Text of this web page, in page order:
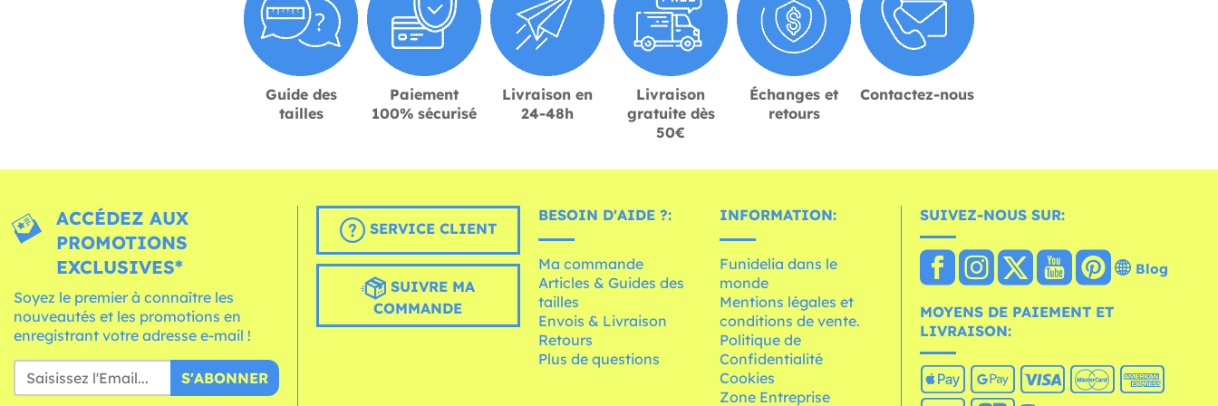
Guide des
tailles
Paiement
100% sécurisé
Livraison en
24-48h
Livraison
gratuite dès
50€
Échanges et
retours
Contactez-nous
ACCÉDEZ AUX
PROMOTIONS
EXCLUSIVES*
Soyez le premier à connaître les
nouveautés et les promotions en
enregistrant votre adresse e-mail !
S'ABONNER
SERVICE CLIENT
SUIVRE MA
COMMANDE
BESOIN D'AIDE ?:
Ma commande
Articles & Guides des
tailles
Envois & Livraison
Retours
Plus de questions
INFORMATION:
Funidelia dans le
monde
Mentions légales et
conditions de vente.
Politique de
Confidentialité
Cookies
Zone Entreprise
SUIVEZ-NOUS SUR:
Blog
MOYENS DE PAIEMENT ET
LIVRAISON: